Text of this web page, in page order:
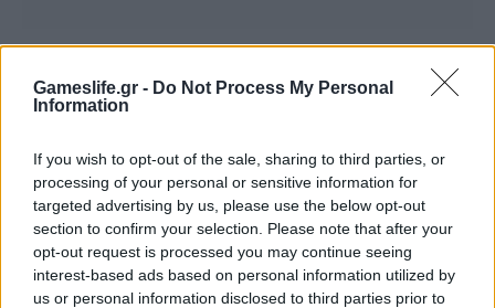
Gameslife.gr - Do Not Process My Personal
Information
If you wish to opt-out of the sale, sharing to third parties, or
processing of your personal or sensitive information for
targeted advertising by us, please use the below opt-out
section to confirm your selection. Please note that after your
opt-out request is processed you may continue seeing
interest-based ads based on personal information utilized by
us or personal information disclosed to third parties prior to
στιγμή σε απόλυτη gaming εμπειρία!